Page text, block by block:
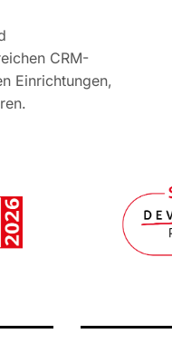
CRM-
Einrichtungen,